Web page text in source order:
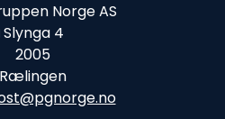
Norge AS
Slynga 4
2005
Rælingen